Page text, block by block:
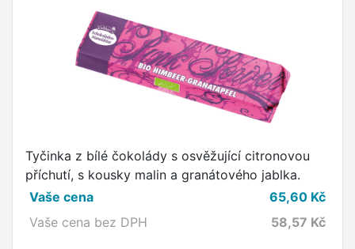
Tyčinka z bílé čokolády s osvěžující citronovou
příchutí, s kousky malin a granátového jablka.
Vaše cena
65,60 Kč
Vaše cena bez DPH
58,57 Kč